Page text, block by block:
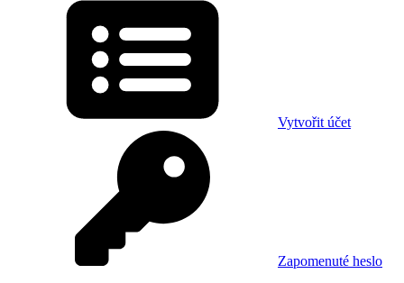
Vytvořit účet
Zapomenuté heslo